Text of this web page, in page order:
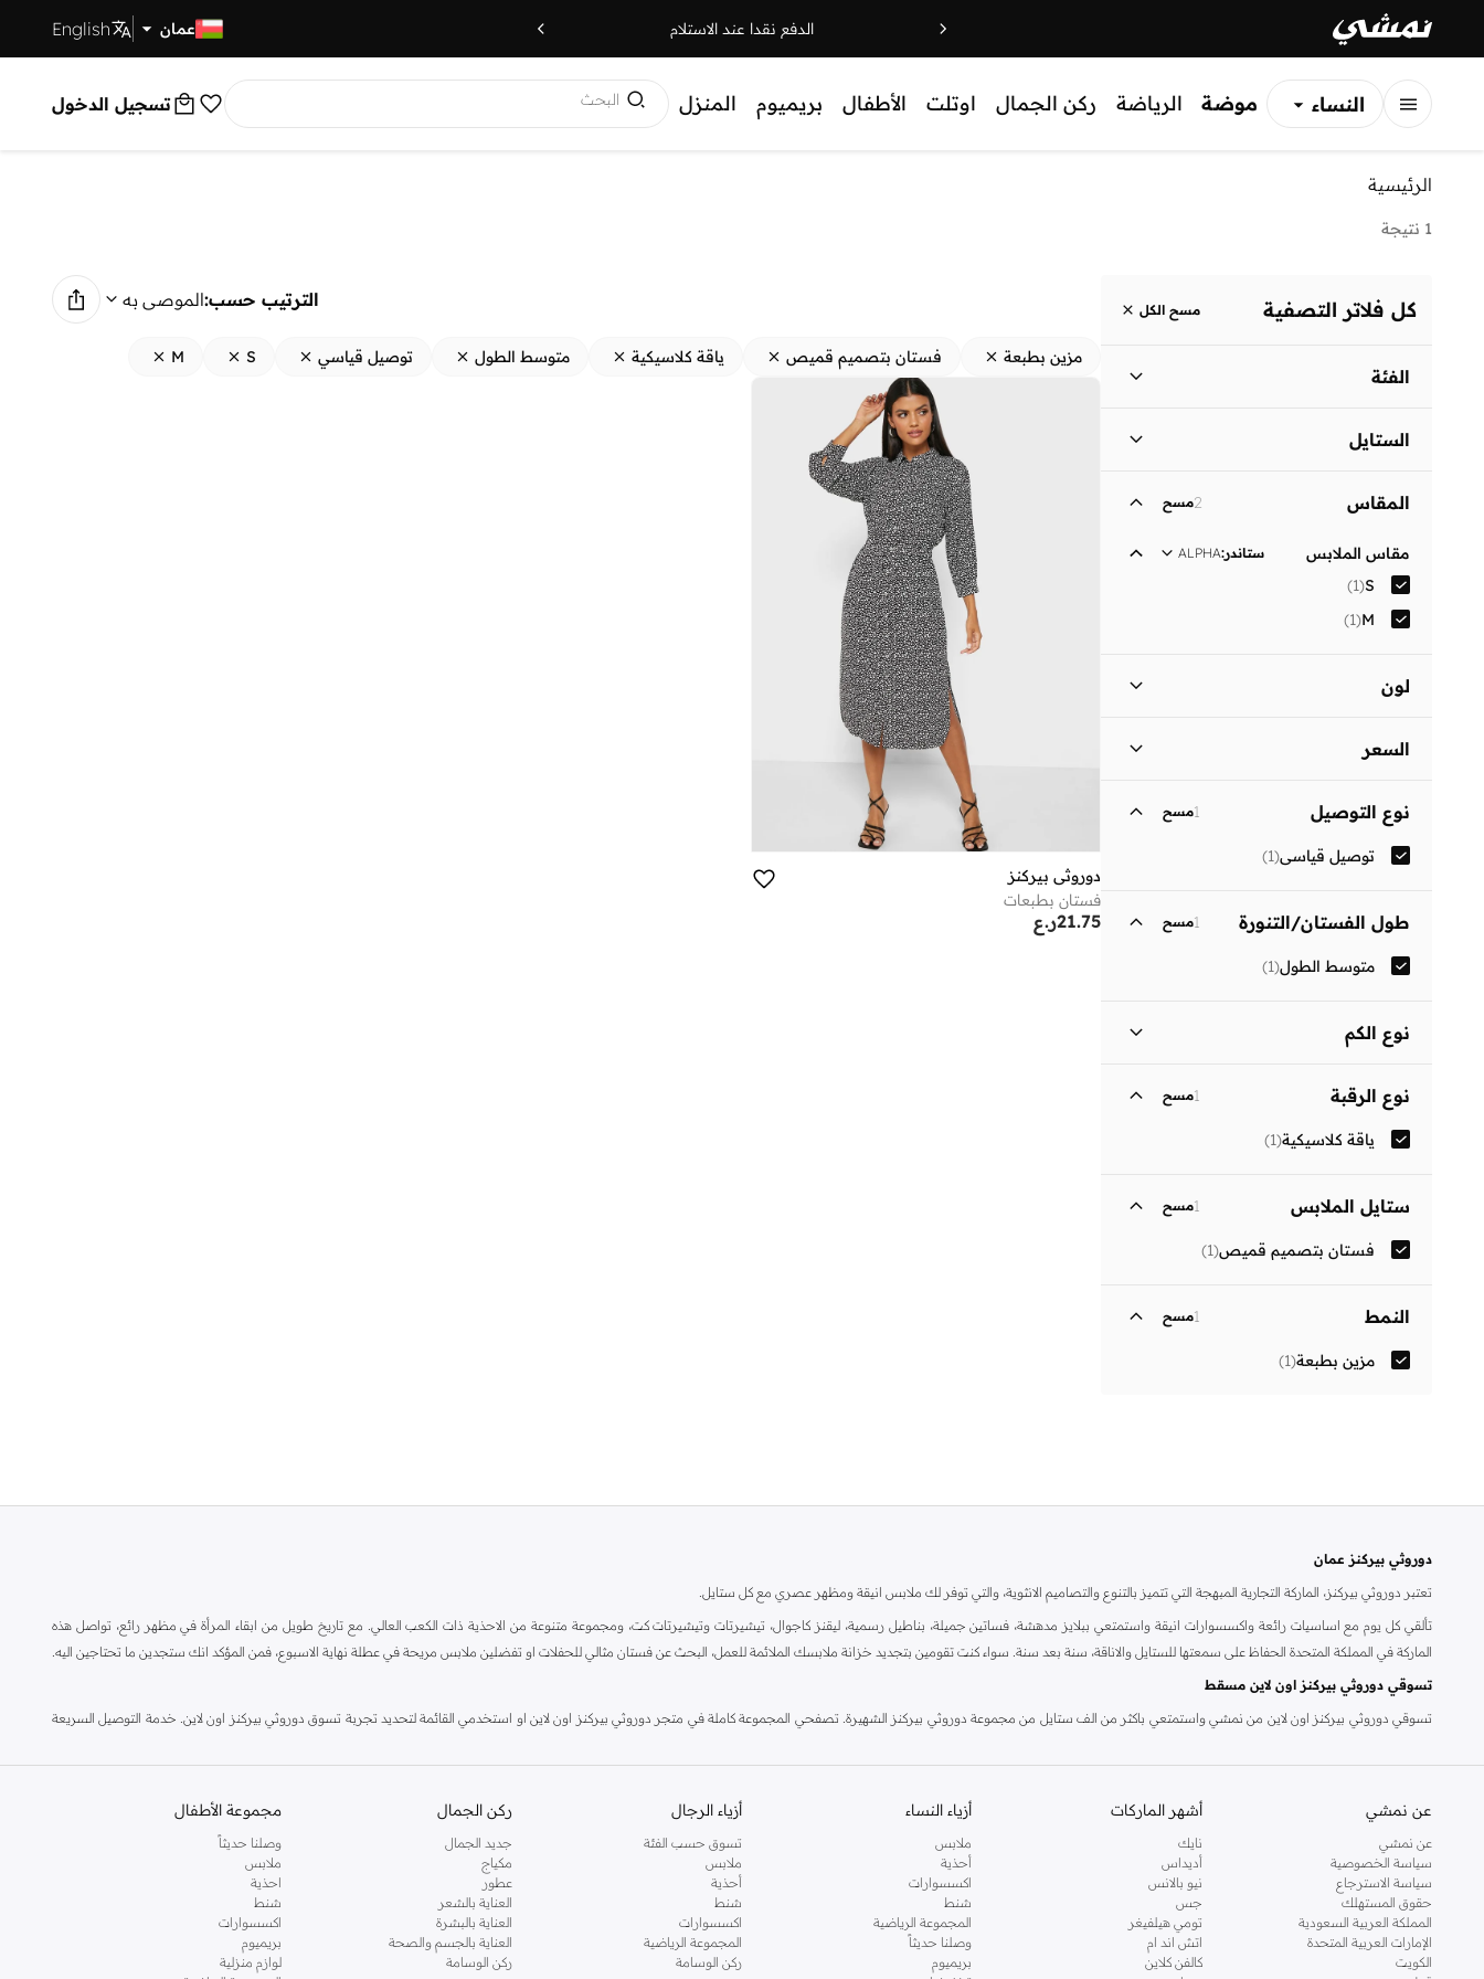
الدفع نقدا عند الاستلام عمان English
النساء
موضة الرياضة ركن الجمال اوتلت الأطفال بريميوم المنزل البحث تسجيل الدخول
الرئيسية
1 نتيجة
كل فلاتر التصفية مسح الكل
الفئة
نساء
الستايل
المقاس 2مسح
مقاس الملابس ستاندر:
ALPHA
S
(
1
)
M
(
1
)
لون
السعر
ر.ع
انطلق
نوع التوصيل 1مسح
توصيل قياسي(
1
)
طول الفستان/التنورة 1مسح
متوسط الطول(
1
)
نوع الكم
نوع الرقبة 1مسح
ياقة كلاسيكية(
1
)
ستايل الملابس 1مسح
فستان بتصميم قميص(
1
)
النمط 1مسح
مزين بطبعة(
1
)
الترتيب حسب:الموصى به
مزين بطبعة فستان بتصميم قميص ياقة كلاسيكية متوسط الطول توصيل قياسي S
M
دوروثي بيركنز
فستان بطبعات
ر.ع21.75
دوروثي بيركنز عمان
تعتبر دوروثي بيركنز، الماركة التجارية المبهجة التي تتميز بالتنوع والتصاميم الانثوية، والتي توفر لك ملابس انيقة ومظهر عصري مع كل ستايل.
تألقي كل يوم مع اساسيات رائعة واكسسوارات انيقة واستمتعي ببلايز مدهشة، فساتين جميلة، بناطيل رسمية، ليقنز كاجوال، تيشيرتات وتيشيرتات كت، ومجموعة متنوعة من الاحذية ذات الكعب العالي. مع تاريخ طويل من ابقاء المرأة في مظهر رائع، تواصل هذه
الماركة في المملكة المتحدة الحفاظ على سمعتها للستايل والاناقة، سنة بعد سنة. سواء كنت تقومين بتجديد خزانة ملابسك الملائمة للعمل، البحث عن فستان مثالي للحفلات او تفضلين ملابس مريحة في عطلة نهاية الاسبوع، فمن المؤكد انك ستجدين ما تحتاجين اليه.
تسوقي دوروثي بيركنز اون لاين مسقط
تسوقي دوروثي بيركنز اون لاين من نمشي واستمتعي باكثر من الف ستايل من مجموعة دوروثي بيركنز الشهيرة. تصفحي المجموعة كاملة في متجر دوروثي بيركنز اون لاين او استخدمي القائمة لتحديد تجربة تسوق دوروثي بيركنز اون لاين. خدمة التوصيل السريعة
عن نمشي
عن نمشي
سياسة الخصوصية
سياسة الاسترجاع
حقوق المستهلك
المملكة العربية السعودية
الإمارات العربية المتحدة
الكويت
أشهر الماركات
نايك
أديداس
نيو بالانس
جس
تومي هيلفيغر
اتش اند ام
كالفن كلاين
أزياء النساء
ملابس
أحذية
اكسسوارات
شنط
المجموعة الرياضية
وصلنا حديثاً
بريميوم
أزياء الرجال
تسوق حسب الفئة
ملابس
أحذية
شنط
اكسسوارات
المجموعة الرياضية
ركن الوسامة
ركن الجمال
جديد الجمال
مكياج
عطور
العناية بالشعر
العناية بالبشرة
العناية بالجسم والصحة
ركن الوسامة
مجموعة الأطفال
وصلنا حديثاً
ملابس
احذية
شنط
اكسسوارات
بريميوم
لوازم منزلية